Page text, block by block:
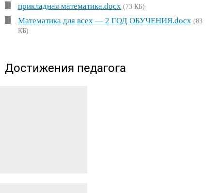
прикладная математика.docx (73 КБ)
Математика для всех — 2 ГОД ОБУЧЕНИЯ.docx (83
КБ)
Достижения педагога